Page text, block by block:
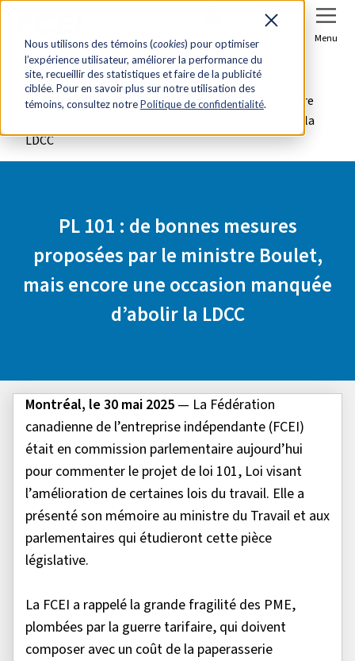
Nous utilisons des témoins (cookies) pour optimiser
l’expérience utilisateur, améliorer la performance du
site, recueillir des statistiques et faire de la publicité
ciblée. Pour en savoir plus sur notre utilisation des
témoins, consultez notrePolitique de confidentialité.
Se connecter Menu
Accueil
Salle de presse
PL 101 : de bonnes mesures proposées par le ministre
Boulet, mais encore une occasion manquée d’abolir la
LDCC
PL 101 : de bonnes mesures
proposées par le ministre Boulet,
mais encore une occasion manquée
d’abolir la LDCC
Montréal, le 30 mai 2025 — La Fédération
canadienne de l’entreprise indépendante (FCEI)
était en commission parlementaire aujourd’hui
pour commenter le projet de loi 101, Loi visant
l’amélioration de certaines lois du travail. Elle a
présenté son mémoire au ministre du Travail et aux
parlementaires qui étudieront cette pièce
législative.
La FCEI a rappelé la grande fragilité des PME,
plombées par la guerre tarifaire, qui doivent
composer avec un coût de la paperasserie